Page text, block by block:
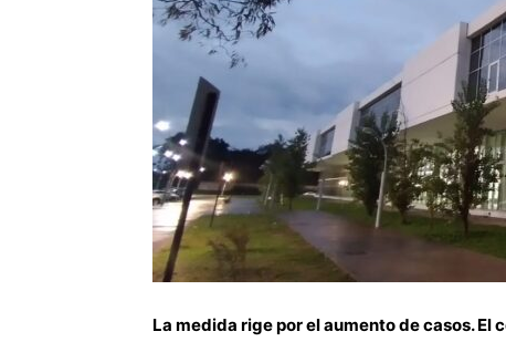
La medida rige por el aumento de casos.